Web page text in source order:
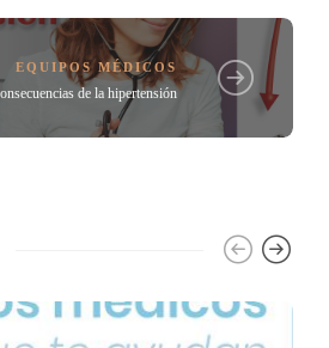
EQUIPOS MÉDICOS
de la hipertensión